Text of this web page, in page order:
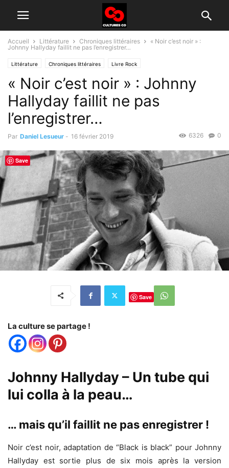
Accueil Littérature Chroniques littéraires
« Noir c’est noir » :
Johnny Hallyday faillit ne pas l’enregistrer…
Littérature Chroniques littéraires Livre Rock
« Noir c’est noir » : Johnny
Hallyday faillit ne pas
l’enregistrer…
Par Daniel Lesueur - 16 février 2019 0
6326
Save
La culture se partage !
Johnny Hallyday – Un tube qui
lui colla à la peau…
… mais qu’il faillit ne pas enregistrer !
Noir c’est noir, adaptation de “Black is black” pour Johnny
Hallyday est sortie plus de six mois après la version
Save